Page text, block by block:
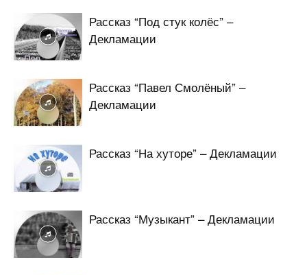
Рассказ “Под стук колёс” –
Декламации
Рассказ “Павел Смолёный” –
Декламации
Рассказ “На хуторе” – Декламации
Рассказ “Музыкант” – Декламации